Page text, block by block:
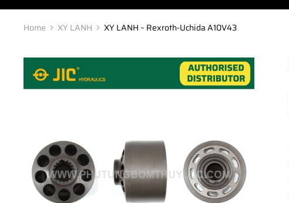
You are here:
Home XY LANH XY LANH – Rexroth-Uchida A10V43